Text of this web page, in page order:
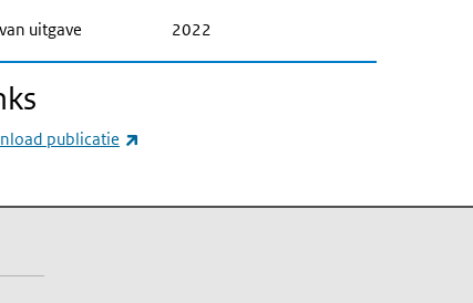
uitgave 2022
publicatie